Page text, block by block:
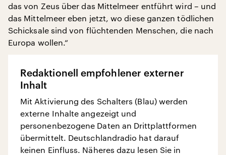
das von Zeus über das Mittelmeer entführt wird – und
das Mittelmeer eben jetzt, wo diese ganzen tödlichen
Schicksale sind von flüchtenden Menschen, die nach
Europa wollen.“
Redaktionell empfohlener externer
Inhalt
Mit Aktivierung des Schalters (Blau) werden
externe Inhalte angezeigt und
personenbezogene Daten an Drittplattformen
übermittelt. Deutschlandradio hat darauf
keinen Einfluss. Näheres dazu lesen Sie in